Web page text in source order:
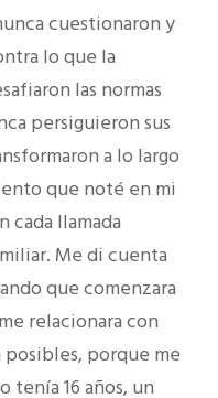
cuestionaron y
lo que la
las normas
persiguieron sus
a lo largo
que noté en mi
cada llamada
Me di cuenta
que comenzara
relacionara con
posibles, porque me
tenía 16 años, un